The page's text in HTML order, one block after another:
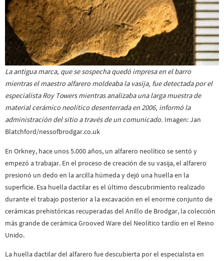
La antigua marca, que se sospecha quedó impresa en el barro
mientras el maestro alfarero moldeaba la vasija, fue detectada por el
especialista Roy Towers mientras analizaba una larga muestra de
material cerámico neolítico desenterrada en 2006, informó la
administración del sitio a través de un comunicado. Imagen: Jan
Blatchford/nessofbrodgar.co.uk
En Orkney, hace unos 5.000 años, un alfarero neolítico se sentó y
empezó a trabajar. En el proceso de creación de su vasija, el alfarero
presionó un dedo en la arcilla húmeda y dejó una huella en la
superficie. Esa huella dactilar es el último descubrimiento realizado
durante el trabajo posterior a la excavación en el enorme conjunto de
cerámicas prehistóricas recuperadas del Anillo de Brodgar, la colección
más grande de cerámica Grooved Ware del Neolítico tardío en el Reino
Unido.
La huella dactilar del alfarero fue descubierta por el especialista en